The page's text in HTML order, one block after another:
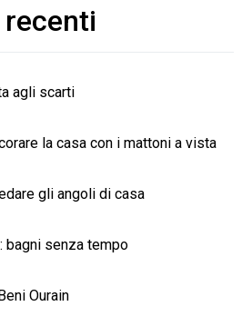
agli scarti
la casa con i mattoni a vista
gli angoli di casa
bagni senza tempo
Ourain